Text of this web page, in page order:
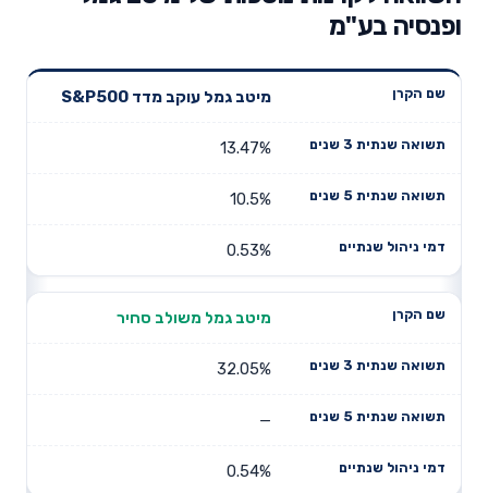
ופנסיה בע"מ
שנים
תשואה
דמי ניהול
מיטב גמל עוקב מדד S&P500
13.47%
10.5%
0.53%
מיטב גמל משולב סחיר
32.05%
—
0.54%